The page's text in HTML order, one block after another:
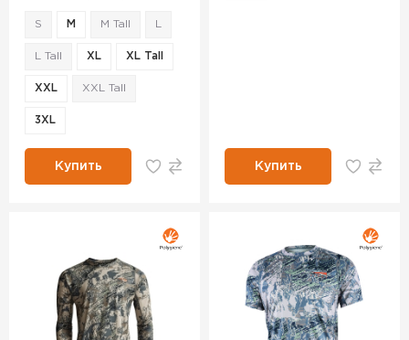
S M M Tall
L Tall XL XL Tall
XXL XXL Tall
3XL
Купить Купить